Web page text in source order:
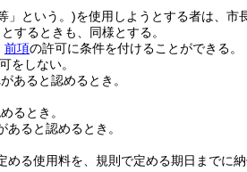
」という。)を使用しようとする者は、市
するときも、同様とする。
前項の許可に条件を付けることができる。
をしない。
あると認めるとき。
るとき。
ると認めるとき。
める使用料を、規則で定める期日までに